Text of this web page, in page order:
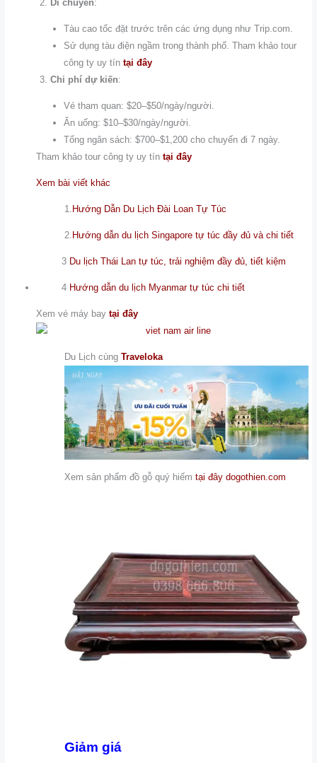
Di chuyển:
Tàu cao tốc đặt trước trên các ứng dụng như Trip.com.
Sử dụng tàu điện ngầm trong thành phố. Tham khảo tour
công ty uy tín tại đây
Chi phí dự kiến:
Vé tham quan: $20–$50/ngày/người.
Ăn uống: $10–$30/ngày/người.
Tổng ngân sách: $700–$1,200 cho chuyến đi 7 ngày.
Tham khảo tour công ty uy tín tại đây
Xem bài viết khác
1. Hướng Dẫn Du Lịch Đài Loan Tự Túc
2. Hướng dẫn du lịch Singapore tự túc đầy đủ và chi tiết
3 Du lịch Thái Lan tự túc, trải nghiệm đầy đủ, tiết kiệm
4 Hướng dẫn du lịch Myanmar tự túc chi tiết
Xem vé máy bay tại đây
Du Lịch cùngTraveloka
Xem sản phẩm đồ gỗ quý hiếmtại đây dogothien.com
Giảm giá